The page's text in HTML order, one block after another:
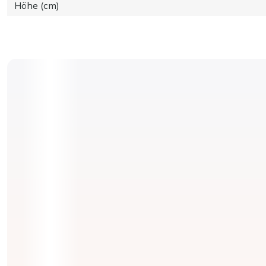
Höhe (cm)